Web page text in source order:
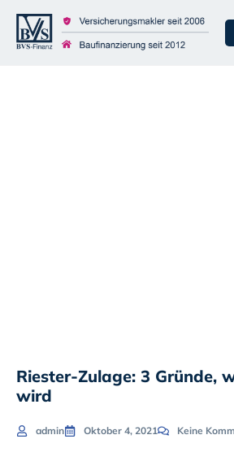
Riester-Zulage: 3 Gründe,
wird
admin Oktober 4, 2021 Keine